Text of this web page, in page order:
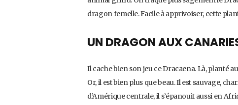
dragon femelle. Facile à apprivoiser, cette
UN DRAGON AUX
Il cache bien son jeu ce Dracaena. Là, planté
Or, il est bien plus que beau. Il est sauvage,
d’Amérique centrale, il s’épanouit aussi en